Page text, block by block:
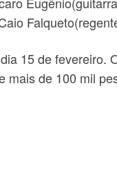
15 de fevereiro.
mais de 100 mil